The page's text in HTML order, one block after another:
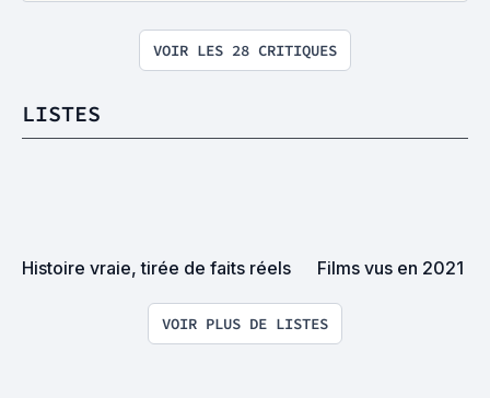
VOIR LES 28 CRITIQUES
LISTES
Histoire vraie, tirée de faits réels Films vus en 2021
VOIR PLUS DE LISTES